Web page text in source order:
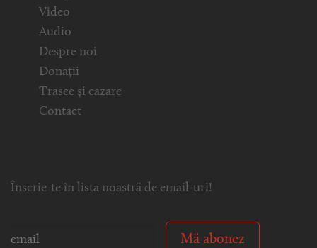
Video
Audio
Despre noi
Donații
Trasee și cazare
Contact
Înscrie-te în lista noastră de email-uri!
Mă abonez